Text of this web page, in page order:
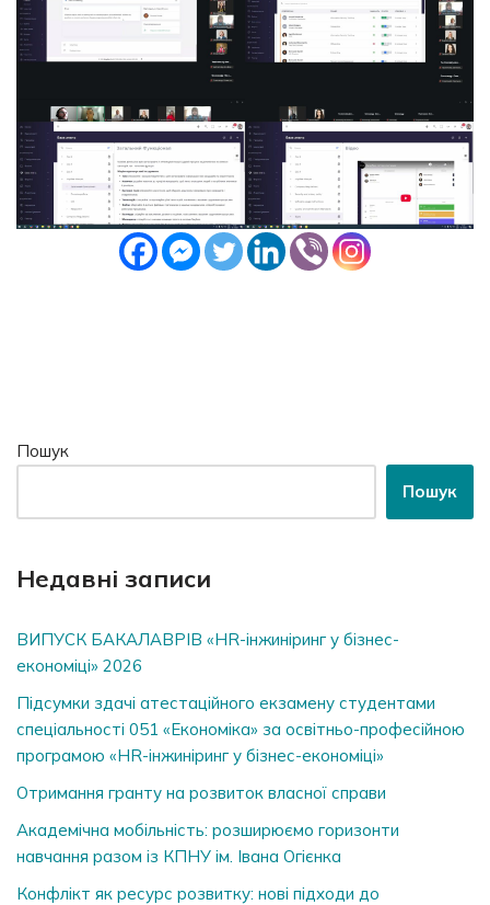
Пошук
Пошук
Недавні записи
ВИПУСК БАКАЛАВРІВ «HR-інжиніринг у бізнес-
економіці» 2026
Підсумки здачі атестаційного екзамену студентами
спеціальності 051 «Економіка» за освітньо-професійною
програмою «HR-інжиніринг у бізнес-економіці»
Отримання гранту на розвиток власної справи
Академічна мобільність: розширюємо горизонти
навчання разом із КПНУ ім. Івана Огієнка
Конфлікт як ресурс розвитку: нові підходи до